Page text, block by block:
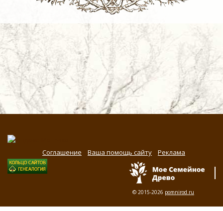
Соглашение Ваша помощь сайту Реклама
© 2015-2026 pomnirod.ru